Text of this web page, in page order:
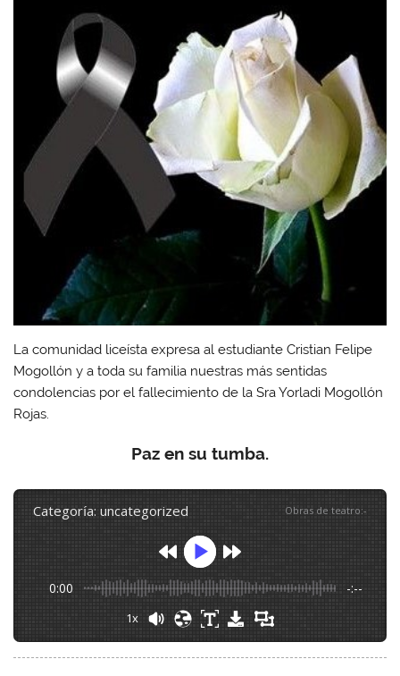
La comunidad liceísta expresa al estudiante Cristian Felipe
Mogollón y a toda su familia nuestras más sentidas
condolencias por el fallecimiento de la Sra Yorladi Mogollón
Rojas.
Paz en su tumba.
categoría: uncategorized Obras de teatro:-
0:00 -:--
1x